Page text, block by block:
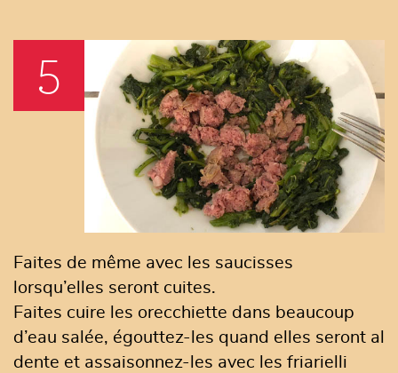
5
Faites de même avec les saucisses
lorsqu’elles seront cuites.
Faites cuire les orecchiette dans beaucoup
d’eau salée, égouttez-les quand elles seront al
dente et assaisonnez-les avec les friarielli